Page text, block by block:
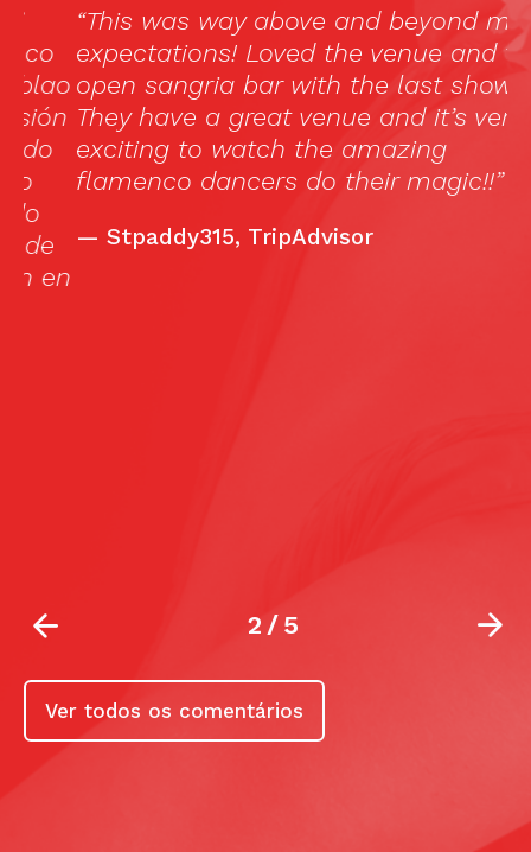
“This was way above and beyond my
expectations! Loved the venue and the
open sangria bar with the last show!
They have a great venue and it’s very
exciting to watch the amazing
flamenco dancers do their magic!!”
— Stpaddy315, TripAdvisor
2/5
Ver todos os comentários